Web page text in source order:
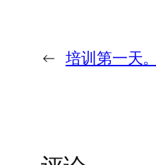
← 培训第一天。